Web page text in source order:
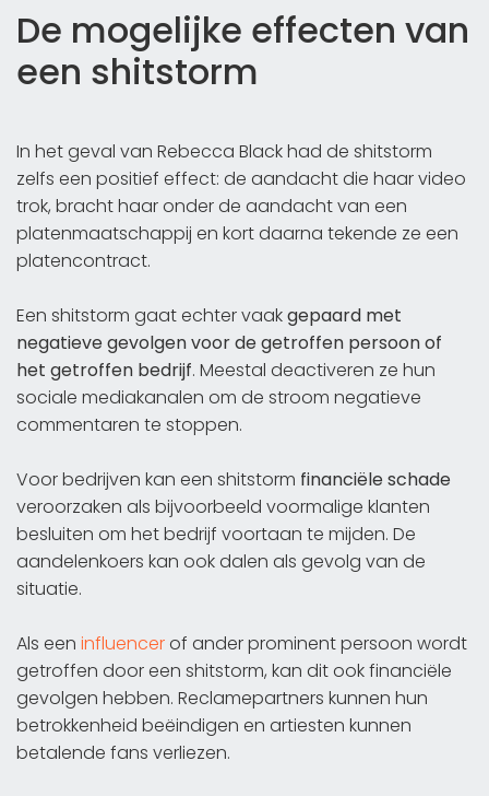
De mogelijke effecten van
een shitstorm
In het geval van Rebecca Black had de shitstorm
zelfs een positief effect: de aandacht die haar video
trok, bracht haar onder de aandacht van een
platenmaatschappij en kort daarna tekende ze een
platencontract.
Een shitstorm gaat echter vaakgepaard met
negatieve gevolgen voor de getroffen persoon of
het getroffen bedrijf. Meestal deactiveren ze hun
sociale mediakanalen om de stroom negatieve
commentaren te stoppen.
Voor bedrijven kan een shitstorm financiële schade
veroorzaken als bijvoorbeeld voormalige klanten
besluiten om het bedrijf voortaan te mijden. De
aandelenkoers kan ook dalen als gevolg van de
situatie.
Als een influencerof ander prominent persoon wordt
getroffen door een shitstorm, kan dit ook financiële
gevolgen hebben. Reclamepartners kunnen hun
betrokkenheid beëindigen en artiesten kunnen
betalende fans verliezen.